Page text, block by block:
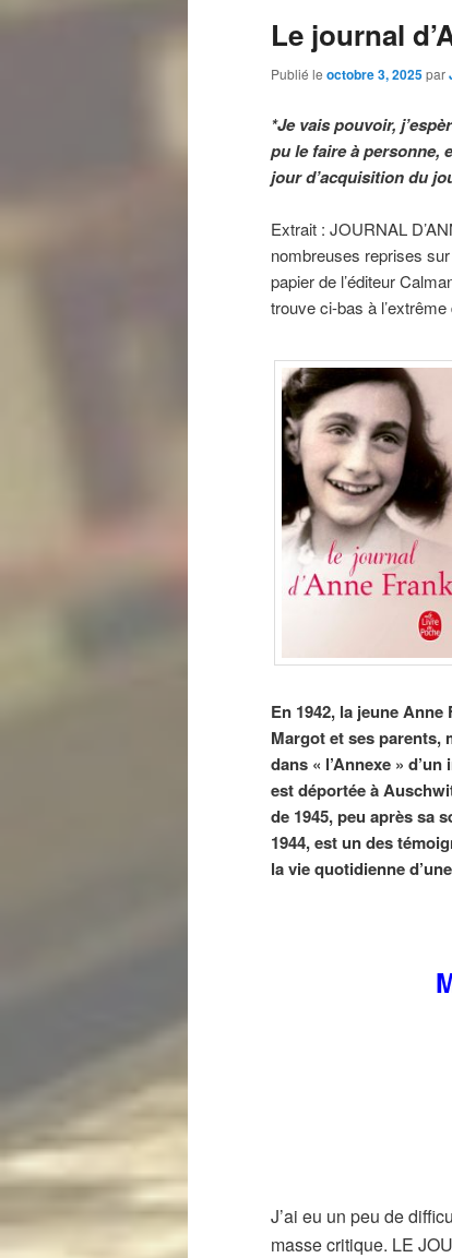
Le journal
Publié le octobre 3, 2025par
*Je vais pouvoir,
pu le faire à personne,
jour d’acquisition du
Extrait : JOURNAL
nombreuses reprises
papier de l’éditeur
trouve ci-bas à
En 1942, la jeune
Margot et ses parents,
dans « l’Annexe »
est déportée à
de 1945, peu après sa
1944, est un des
la vie quotidienne
J’ai eu un peu de
masse critique. LE